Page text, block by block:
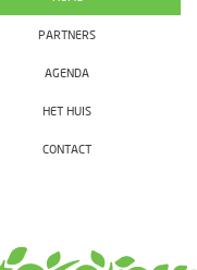
PARTNERS
AGENDA
HET HUIS
CONTACT